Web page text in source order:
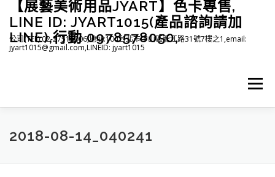
【展藝美術用品JYART】色卡專售,
LINE ID: JYART1015(產品諮詢請加
LINE),行動 0978578050,
公司(TEL):02-27515006,地址:104台北市中山區龍江路31號7樓之1,email:
jyart1015@gmail.com,LINEID: jyart1015
選單
首頁 紡織系列 印刷系列
2018-08-14_040241